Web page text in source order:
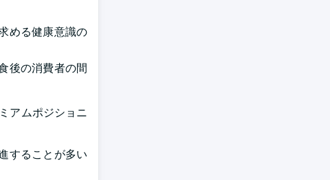
める健康意識の
後の消費者の間
アムポジショニ
することが多い